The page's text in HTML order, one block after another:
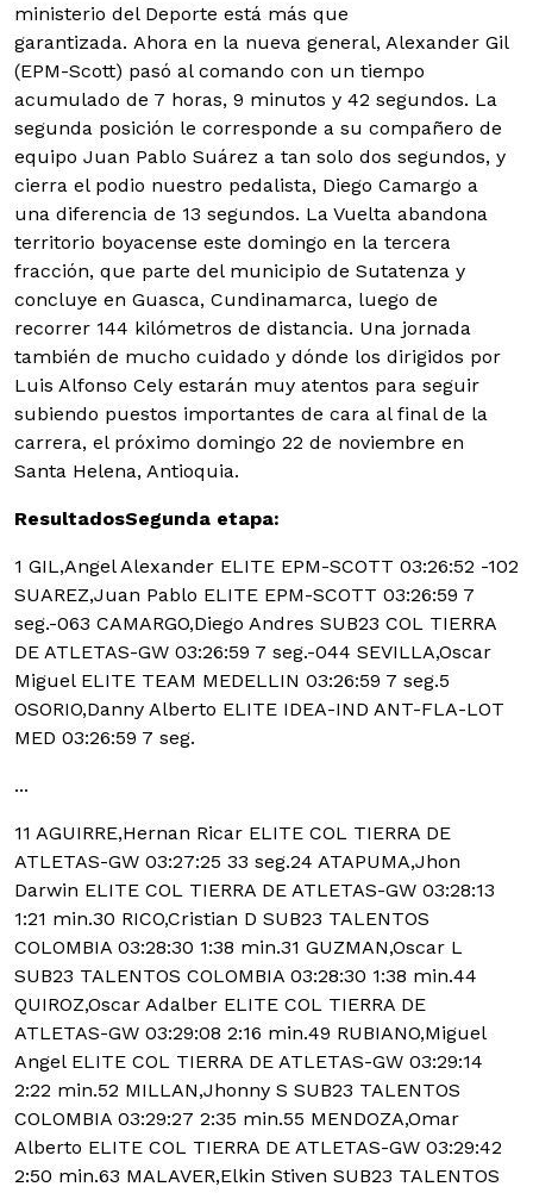
ministerio del Deporte está más que
garantizada. Ahora en la nueva general, Alexander Gil
(EPM-Scott) pasó al comando con un tiempo
acumulado de 7 horas, 9 minutos y 42 segundos. La
segunda posición le corresponde a su compañero de
equipo Juan Pablo Suárez a tan solo dos segundos, y
cierra el podio nuestro pedalista, Diego Camargo a
una diferencia de 13 segundos. La Vuelta abandona
territorio boyacense este domingo en la tercera
fracción, que parte del municipio de Sutatenza y
concluye en Guasca, Cundinamarca, luego de
recorrer 144 kilómetros de distancia. Una jornada
también de mucho cuidado y dónde los dirigidos por
Luis Alfonso Cely estarán muy atentos para seguir
subiendo puestos importantes de cara al final de la
carrera, el próximo domingo 22 de noviembre en
Santa Helena, Antioquia.
ResultadosSegunda etapa:
1 GIL,Angel Alexander ELITE EPM-SCOTT 03:26:52 -102
SUAREZ,Juan Pablo ELITE EPM-SCOTT 03:26:59 7
seg.-063 CAMARGO,Diego Andres SUB23 COL TIERRA
DE ATLETAS-GW 03:26:59 7 seg.-044 SEVILLA,Oscar
Miguel ELITE TEAM MEDELLIN 03:26:59 7 seg.5
OSORIO,Danny Alberto ELITE IDEA-IND ANT-FLA-LOT
MED 03:26:59 7 seg.
...
11 AGUIRRE,Hernan Ricar ELITE COL TIERRA DE
ATLETAS-GW 03:27:25 33 seg.24 ATAPUMA,Jhon
Darwin ELITE COL TIERRA DE ATLETAS-GW 03:28:13
1:21 min.30 RICO,Cristian D SUB23 TALENTOS
COLOMBIA 03:28:30 1:38 min.31 GUZMAN,Oscar L
SUB23 TALENTOS COLOMBIA 03:28:30 1:38 min.44
QUIROZ,Oscar Adalber ELITE COL TIERRA DE
ATLETAS-GW 03:29:08 2:16 min.49 RUBIANO,Miguel
Angel ELITE COL TIERRA DE ATLETAS-GW 03:29:14
2:22 min.52 MILLAN,Jhonny S SUB23 TALENTOS
COLOMBIA 03:29:27 2:35 min.55 MENDOZA,Omar
Alberto ELITE COL TIERRA DE ATLETAS-GW 03:29:42
2:50 min.63 MALAVER,Elkin Stiven SUB23 TALENTOS